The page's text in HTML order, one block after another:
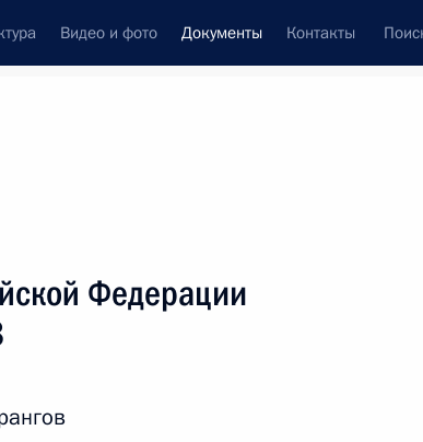
Видео и фото Документы Контакты
Федерации